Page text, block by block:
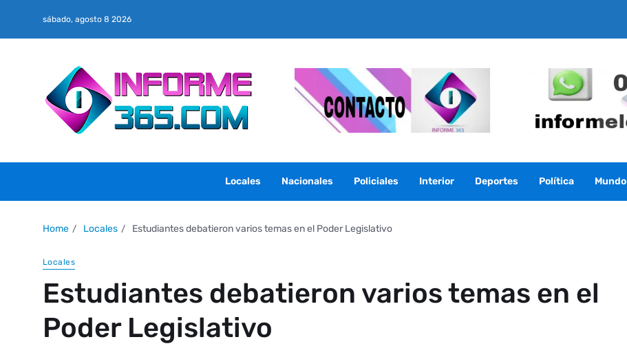
sábado, agosto 8 2026
Locales Nacionales Policiales Interior Deportes Política Mundo
Home Locales Estudiantes debatieron varios temas en el Poder Legislativo
Locales
Estudiantes debatieron varios temas en el
Poder Legislativo